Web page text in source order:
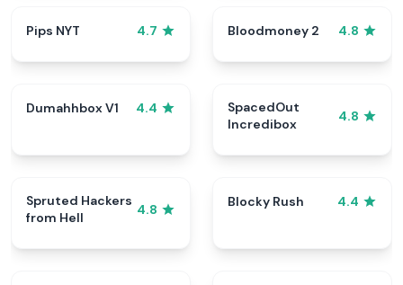
Pips NYT 4.7 Bloodmoney 2 4.8
Dumahhbox V1 4.4
SpacedOut
Incredibox
4.8
Spruted Hackers
from Hell
4.8
Blocky Rush 4.4